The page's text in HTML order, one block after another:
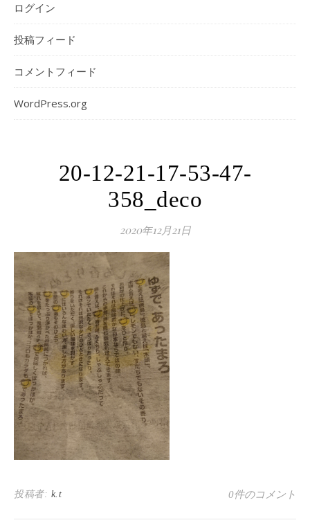
ログイン
投稿フィード
コメントフィード
WordPress.org
20-12-21-17-53-47-
358_deco
2020年12月21日
投稿者: k.t 0件のコメント